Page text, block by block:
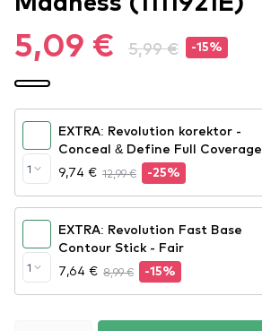
5,09 € 5,99 € -15%
1
EXTRA: Revolution korektor -
Conceal & Define Full Coverage
Foundation - F1
9,74 € 12,99 € -25%
1
EXTRA: Revolution Fast Base
Contour Stick - Fair
7,64 € 8,99 € -15%